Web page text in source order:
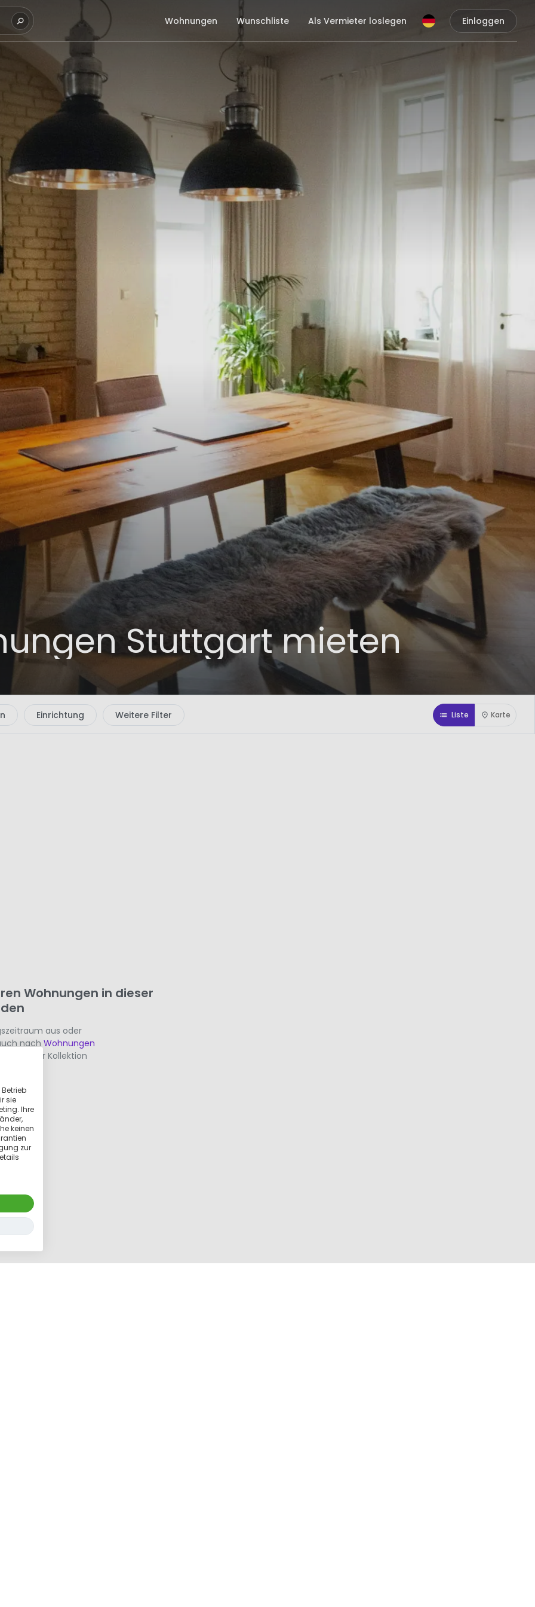
Wohnungen Wunschliste Als Vermieter loslegen Einloggen
Stuttgart mieten
Einrichtung Weitere Filter Liste Karte
Wohnungen in dieser
aus oder
nach Wohnungen
zu dieser Kollektion
sie
Ihre
keinen
zur